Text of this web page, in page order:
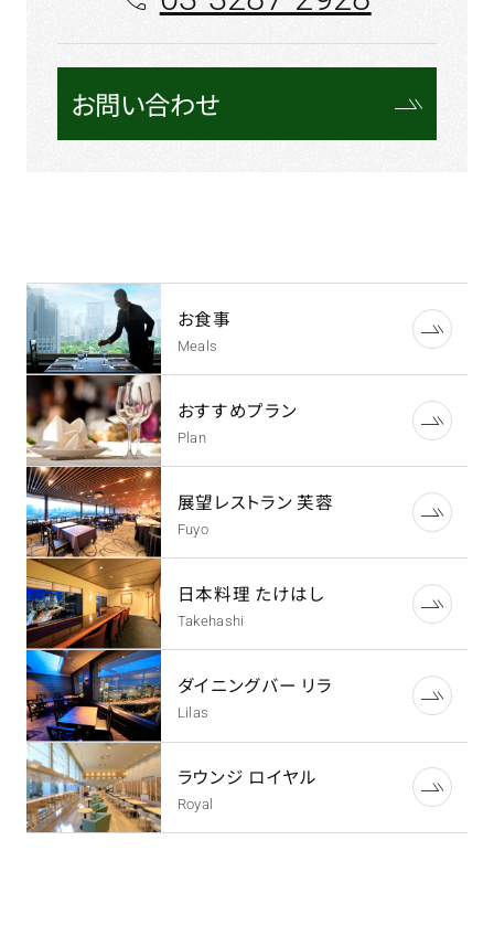
お問い合わせ
お食事
Meals
おすすめプラン
Plan
展望レストラン 芙蓉
Fuyo
日本料理 たけはし
Takehashi
ダイニングバー リラ
Lilas
ラウンジ ロイヤル
Royal